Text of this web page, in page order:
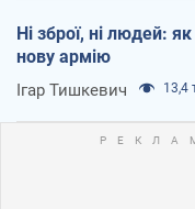
Ні зброї, ні людей:
нову армію
Ігар Тишкевич 13,4